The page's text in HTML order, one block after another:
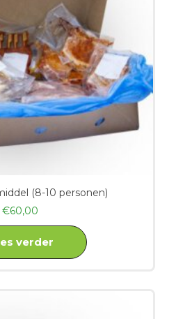
(8-10 personen)
€60,00
verder